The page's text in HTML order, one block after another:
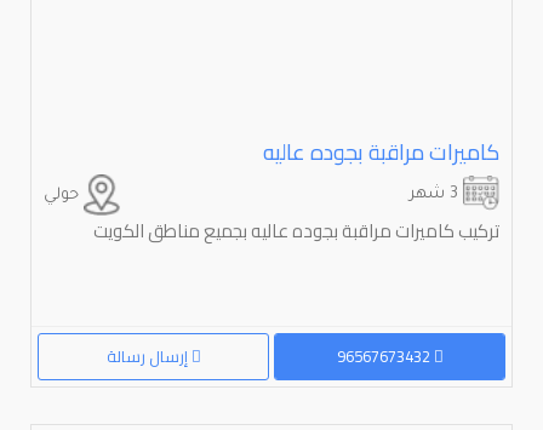
كاميرات مراقبة بجوده عاليه
حولي
تركيب كاميرات مراقبة بجوده عاليه بجميع مناطق الكويت
إرسال رسالة 96567673432